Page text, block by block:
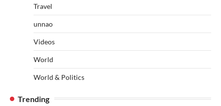
Travel
unnao
Videos
World
World & Politics
Trending